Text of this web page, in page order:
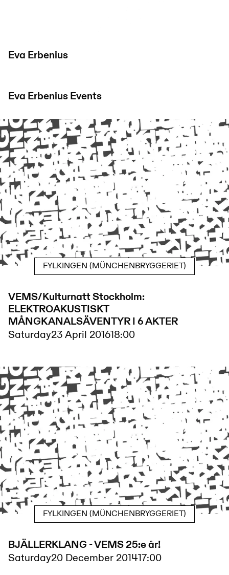
Eva Erbenius
Eva ErbeniusEvents
FYLKINGEN (MÜNCHENBRYGGERIET)
VEMS/Kulturnatt Stockholm:
ELEKTROAKUSTISKT
MÅNGKANALSÄVENTYR I 6 AKTER
Saturday23 April 201618:00
FYLKINGEN (MÜNCHENBRYGGERIET)
BJÄLLERKLANG - VEMS 25:e år!
Saturday20 December 201417:00